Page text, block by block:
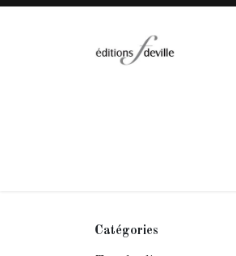
Se rendre au contenu
Catégories